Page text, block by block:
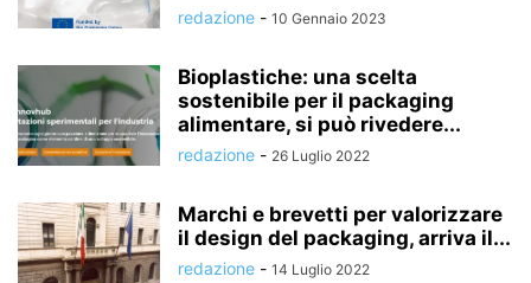
redazione - 10 Gennaio 2023
Bioplastiche: una scelta
sostenibile per il packaging
alimentare, si può rivedere...
redazione - 26 Luglio 2022
Marchi e brevetti per valorizzare
il design del packaging, arriva il...
redazione - 14 Luglio 2022